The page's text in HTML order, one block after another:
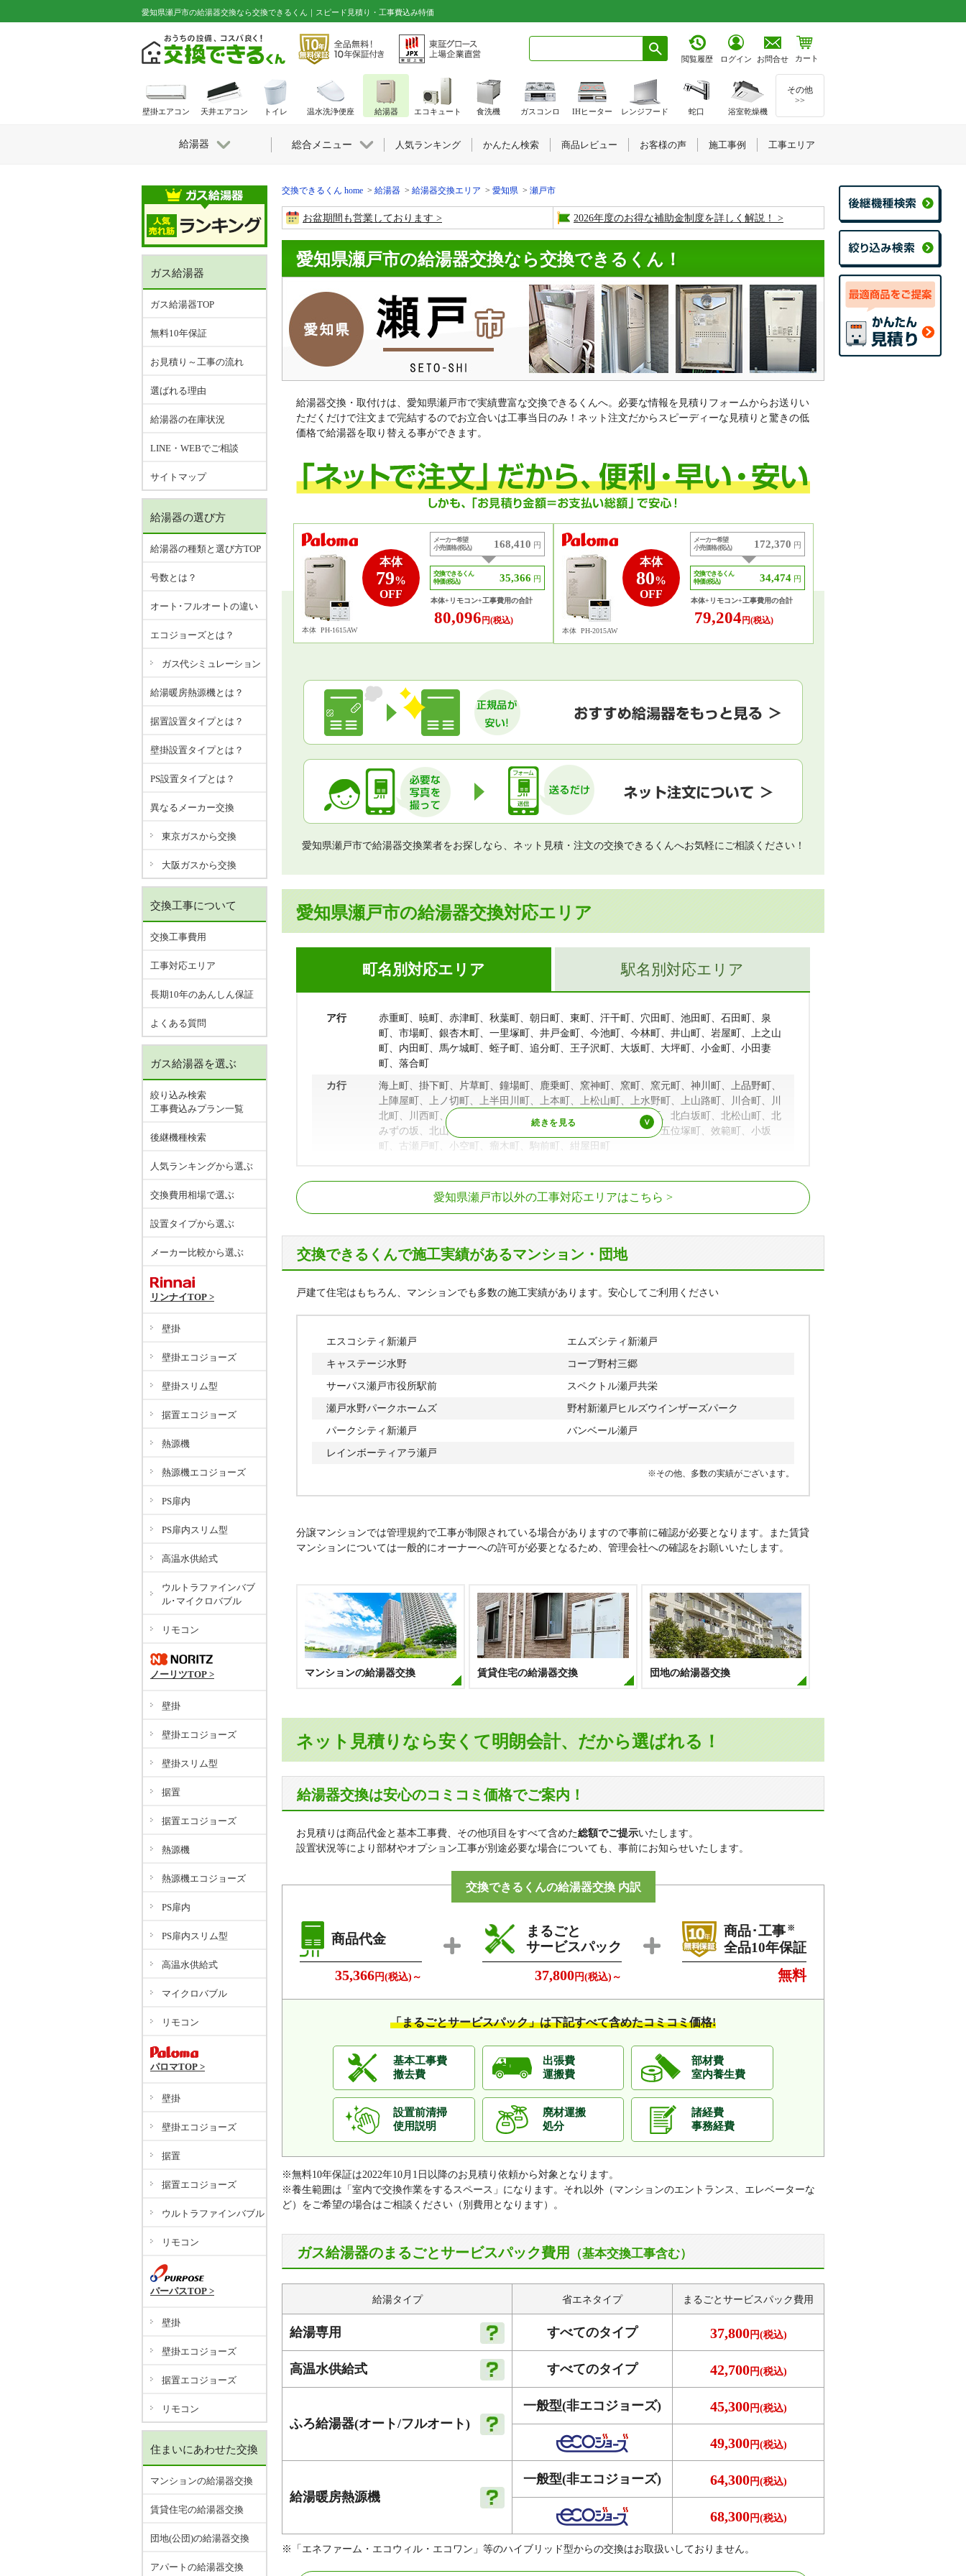
愛知県瀬戸市の給湯器交換なら交換できるくん｜スピード見積り・工事費込み特価
閲覧履歴 ログイン お問合せ カート
交換できるくん home 給湯器 給湯器交換エリア 愛知県 瀬戸市
お盆期間も営業しております 2026年度のお得な補助金制度を詳しく解説！
愛知県瀬戸市の給湯器交換なら交換できるくん！
給湯器交換・取付けは、愛知県瀬戸市で実績豊富な交換できるくんへ。必要な情報を見積りフォームからお送りい
ただくだけで注文まで完結するのでお立合いは工事当日のみ！ネット注文だからスピーディーな見積りと驚きの低
価格で給湯器を取り替える事ができます。
本体
79%
OFF
本体 PH-1615AW
メーカー希望
小売価格 (税込)
168,410 円
交換できるくん
特価 (税込)
35,366 円
本体+リモコン+工事費用の合計
80,096 円(税込)
本体
80%
OFF
本体 PH-2015AW
メーカー希望
小売価格 (税込)
172,370 円
交換できるくん
特価 (税込)
34,474 円
本体+リモコン+工事費用の合計
79,204 円(税込)
愛知県瀬戸市で給湯器交換業者をお探しなら、ネット見積・注文の交換できるくんへお気軽にご相談ください！
愛知県瀬戸市の給湯器交換対応エリア
町名別対応エリア
ア行
赤重町、暁町、赤津町、秋葉町、朝日町、東町、汗干町、穴田町、池田町、石田町、泉
町、市場町、銀杏木町、一里塚町、井戸金町、今池町、今林町、井山町、岩屋町、上之山
町、内田町、馬ケ城町、蛭子町、追分町、王子沢町、大坂町、大坪町、小金町、小田妻
町、落合町
カ行
海上町、掛下町、片草町、鐘場町、鹿乗町、窯神町、窯町、窯元町、神川町、上品野町、
上陣屋町、上ノ切町、上半田川町、上本町、上松山町、上水野町、上山路町、川合町、川
北町、川西町、川端町、川平町、ききょう台、北浦町、北丘町、北白坂町、北松山町、北
みずの坂、北山町、北脇町、共栄通、京町、熊野町、蔵所町、五位塚町、效範町、小坂
町、古瀬戸町、小空町、瘤木町、駒前町、紺屋田町
寺町、白岩町、白坂町、城ケ根町、城屋敷町、新郷町、新田町、進陶町、新道町、新明
町、水南町、水北町、末広町、杉塚町、須原町、すみれ台、せいれい町、背戸側町、瀬戸
口町、惣作町、曽野町、祖母懐町
タ行
太子町、台六町、高根町、宝ケ丘町、滝之湯町、凧山町、田中町、田端町、寺本町、陶栄
町、陶原町、東郷町、藤四郎町、陶生町、道泉町、陶本町、東明町、鳥原町
ナ行
苗場町、仲切町、仲郷町、中品野町、中白坂町、中畑町、仲洞町、中水野町、中山町、西
茨町、西印所町、西追分町、西窯町、西蔵所町、西古瀬戸町、西米泉町、西郷町、西権現
町、西本町、西洞町、西松山町、西山路町、西山町、西吉田町、西脇町
ハ行
萩殿町、はぎの台、萩山台、白山町、巡間町、長谷口町、幡中町、幡西町、幡野町、幡山
町、八王子町、八幡台、八幡町、刎田町、羽根町、原山台、原山町、針原町、春雨町、東
赤重町、東茨町、東印所町、東古瀬戸町、東米泉町、東権現町、東白坂町、東寺山町、東
十三塚町、東長根町、東拝戸町、東菱野町、東本地町、東本町、東洞町、東松山町、東安
戸町、東山路町、東山町、東横山町、東吉田町、菱野台、菱野町、日の出町、ひまわり
台、平町、広久手町、広之田町、深川町、福元町、ふじの台、弁天町、坊金町、本郷町
前田町、孫田町、松原町、三沢町、みずの坂、見付町、緑町、水無瀬町、南東町、南ケ丘
町、南白坂町、南仲之切町、南菱野町、南山口町、南山町、美濃池町、宮里町、宮地町、
ワ行 若宮町
駅名別対応エリア
山口駅、瀬戸口駅、瀬戸市駅、中水野駅
愛知県瀬戸市以外の工事対応エリアはこちら
交換できるくんで施工実績があるマンション・団地
戸建て住宅はもちろん、マンションでも多数の施工実績があります。安心してご利用ください
エスコシティ新瀬戸 エムズシティ新瀬戸
キャステージ水野 コープ野村三郷
サーパス瀬戸市役所駅前 スペクトル瀬戸共栄
瀬戸水野パークホームズ 野村新瀬戸ヒルズウインザーズパーク
パークシティ新瀬戸 バンベール瀬戸
レインボーティアラ瀬戸
※その他、多数の実績がございます。
分譲マンションでは管理規約で工事が制限されている場合がありますので事前に確認が必要となります。また賃貸
マンションについては一般的にオーナーへの許可が必要となるため、管理会社への確認をお願いいたします。
マンションの給湯器交換 賃貸住宅の給湯器交換 団地の給湯器交換
ネット見積りなら安くて明朗会計、だから選ばれる！
給湯器交換は安心のコミコミ価格でご案内！
お見積りは商品代金と基本工事費、その他項目をすべて含めた総額でご提示いたします。
設置状況等により部材やオプション工事が別途必要な場合についても、事前にお知らせいたします。
交換できるくんの給湯器交換 内訳
商品代金
35,366 円(税込)～
まるごと
サービスパック
37,800円(税込)～
商品･工事 ※
全品10年保証
無料
「まるごとサービスパック」は下記すべて含めたコミコミ価格!
基本工事費
撤去費
出張費
運搬費
部材費
室内養生費
設置前清掃
使用説明
廃材運搬
処分
諸経費
事務経費
※無料10年保証は2022年10月1日以降のお見積り依頼から対象となります。
※養生範囲は「室内で交換作業をするスペース」になります。それ以外（マンションのエントランス、エレベーターな
ど）をご希望の場合はご相談ください（別費用となります）。
ガス給湯器のまるごとサービスパック費用 （基本交換工事含む）
給湯タイプ 省エネタイプ まるごとサービスパック費用
給湯専用 すべてのタイプ 37,800円(税込)
高温水供給式 すべてのタイプ 42,700円(税込)
ふろ給湯器(オート/フルオート)
一般型(非エコジョーズ) 45,300円(税込)
49,300円(税込)
給湯暖房熱源機
一般型(非エコジョーズ) 64,300円(税込)
68,300円(税込)
※「エネファーム・エコウィル・エコワン」等のハイブリッド型からの交換はお取扱いしておりません。
ガス給湯器
ガス給湯器TOP
無料10年保証
お見積り～工事の流れ
選ばれる理由
給湯器の在庫状況
LINE・WEBでご相談
サイトマップ
給湯器の選び方
給湯器の種類と選び方TOP
号数とは？
オート･フルオートの違い
エコジョーズとは？
ガス代シミュレーション
給湯暖房熱源機とは？
据置設置タイプとは？
壁掛設置タイプとは？
PS設置タイプとは？
異なるメーカー交換
東京ガスから交換
大阪ガスから交換
交換工事について
交換工事費用
工事対応エリア
長期10年のあんしん保証
よくある質問
ガス給湯器を選ぶ
絞り込み検索
工事費込みプラン一覧
後継機種検索
人気ランキングから選ぶ
交換費用相場で選ぶ
設置タイプから選ぶ
メーカー比較から選ぶ
リンナイTOP >
壁掛
壁掛エコジョーズ
壁掛スリム型
据置エコジョーズ
熱源機
熱源機エコジョーズ
PS扉内
PS扉内スリム型
高温水供給式
ウルトラファインバブ
ル･マイクロバブル
リモコン
ノーリツTOP >
壁掛
壁掛エコジョーズ
壁掛スリム型
据置
据置エコジョーズ
熱源機
熱源機エコジョーズ
PS扉内
PS扉内スリム型
高温水供給式
マイクロバブル
リモコン
パロマTOP >
壁掛
壁掛エコジョーズ
据置
据置エコジョーズ
ウルトラファインバブル
リモコン
パーパスTOP >
壁掛
壁掛エコジョーズ
据置エコジョーズ
リモコン
住まいにあわせた交換
マンションの給湯器交換
賃貸住宅の給湯器交換
団地(公団)の給湯器交換
アパートの給湯器交換
壁掛エアコン 天井エアコン トイレ 温水洗浄便座 給湯器 エコキュート 食洗機 ガスコンロ IHヒーター レンジフード 蛇口 浴室乾燥機
その他
>>
給湯器 総合メニュー 人気ランキング かんたん検索 商品レビュー お客様の声 施工事例 工事エリア